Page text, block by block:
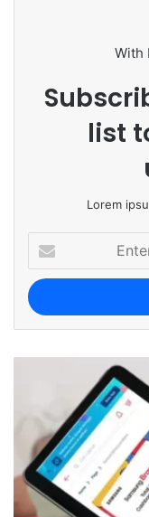
With
list
Lorem
e
o
a
i
l
a